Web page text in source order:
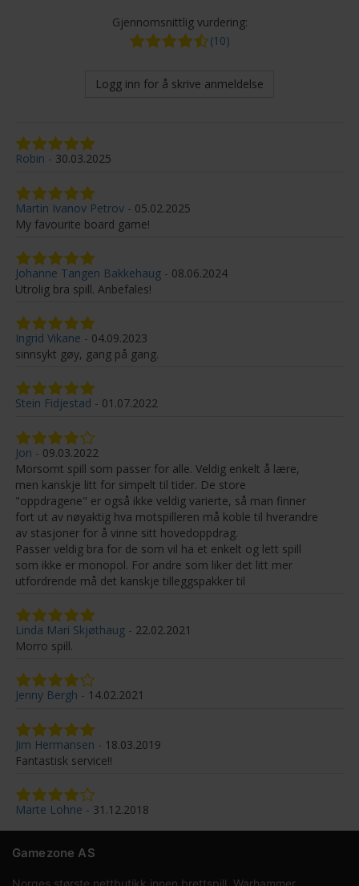
Gjennomsnittlig vurdering:
(10)
Logg inn for å skrive anmeldelse
Robin 30.03.2025
Martin Ivanov Petrov
05.02.2025
My favourite board game!
Johanne Tangen Bakkehaug
08.06.2024
Utrolig bra spill. Anbefales!
Ingrid Vikane
04.09.2023
sinnsykt gøy, gang på gang.
Stein Fidjestad 01.07.2022
Jon
09.03.2022
Morsomt spill som passer for alle. Veldig enkelt å lære,
men kanskje litt for simpelt til tider. De store
"oppdragene" er også ikke veldig varierte, så man finner
fort ut av nøyaktig hva motspilleren må koble til hverandre
av stasjoner for å vinne sitt hovedoppdrag.
Passer veldig bra for de som vil ha et enkelt og lett spill
som ikke er monopol. For andre som liker det litt mer
utfordrende må det kanskje tilleggspakker til
Linda Mari Skjøthaug
22.02.2021
Morro spill.
Jenny Bergh 14.02.2021
Jim Hermansen
18.03.2019
Fantastisk service!!
Marte Lohne 31.12.2018
Gamezone AS
Norges største nettbutikk innen brettspill, Warhammer